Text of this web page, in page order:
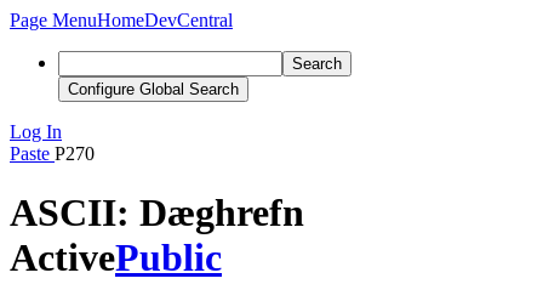
Page MenuHomeDevCentral
Search
Configure Global Search
Log In
Paste P270
ASCII: Dæghrefn
ActivePublic